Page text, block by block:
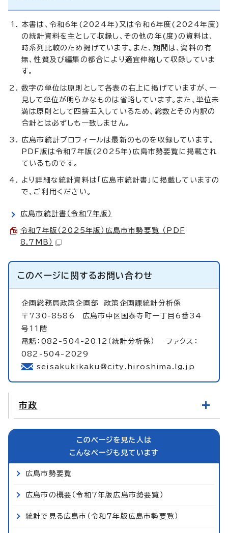
本書は、令和6年(2024年)又は令和6年度(2024年度)
の統計資料を主として収録し、その他の年(度)の資料は、
時系列比較のため掲げています。また、期間は、資料の有
無、性質及び編集の都合により適宜伸縮して収録していま
す。
数字の単位は原則として各表の右上に掲げていますが、一
見して単位が明らかなものは省略しています。また、単位未
満は原則として四捨五入しているため、総数とその内訳の
合計とは必ずしも一致しません。
広島市統計プロフィールは最新のものを収録しています。
PDF版は令和7年版(2025年)広島市勢要覧に掲載され
ているものです。
より詳細な統計資料は「広島市統計書」に掲載していますの
で、ご利用ください。
広島市統計書（令和7年版）
令和7年版（2025年版）広島市市勢要覧 （PDF
8.7MB）
このページに関するお問い合わせ
企画総務局政策企画部政策企画課統計分析係
〒730-8586 広島市中区国泰寺町一丁目6番34
号11階
電話：082-504-2012（統計分析係） ファクス：
082-504-2029
seisakukikaku@city.hiroshima.lg.jp
市政
このページを見た人は
こんなページも見ています
広島市勢要覧
広島市の概要（令和7年版広島市勢要覧）
統計で見る広島市（令和7年版広島市勢要覧）